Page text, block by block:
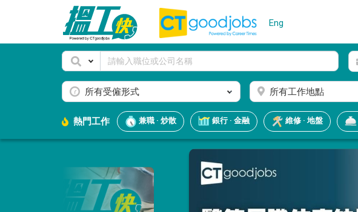
Eng
所有受僱形式 所有工作地點
熱門工作 兼職 · 炒散 銀行 · 金融 維修 · 地盤